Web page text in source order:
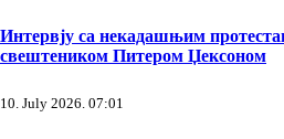
Интервју са некадашњим
свештеником Питером Џексоном
10. July 2026. 07:01